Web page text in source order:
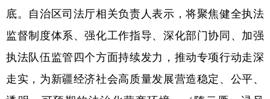
底。自治区司法厅相关负责人表示，将聚焦健全执法
监督制度体系、强化工作指导、深化部门协同、加强
执法队伍监管四个方面持续发力，推动专项行动走深
走实，为新疆经济社会高质量发展营造稳定、公平、